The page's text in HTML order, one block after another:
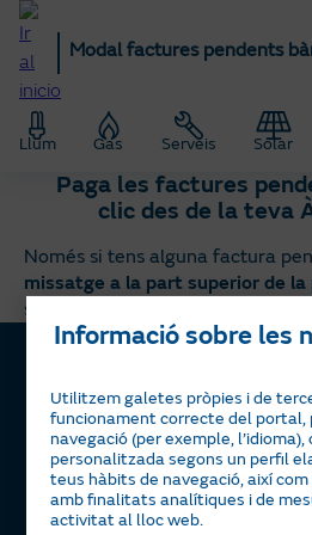
Anar
contingut
principal
Modal factures pendents
Llum Gas Serveis Solar
Paga les factures
clic des de la teva
Només si tens alguna factura
missatge a la part superior de
sobre el missatge, et portarà a
Llum i gas
Tarifa Plana
Tarifa Por Uso
Serveis
Servigas
Solar
Informació sobre les
Utilitzem galetes pròpies i de
funcionament correcte del
navegació (per exemple,
personalitzada segons un perfil
teus hàbits de navegació, així
amb finalitats analítiques i de
activitat al lloc web.